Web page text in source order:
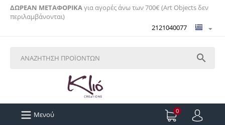
ΔΩΡΕΑΝ ΜΕΤΑΦΟΡΙΚΑγια αγορές άνω των 700€ (Art Objects δεν
περιλαμβάνονται)
2121040077

Μενού 0